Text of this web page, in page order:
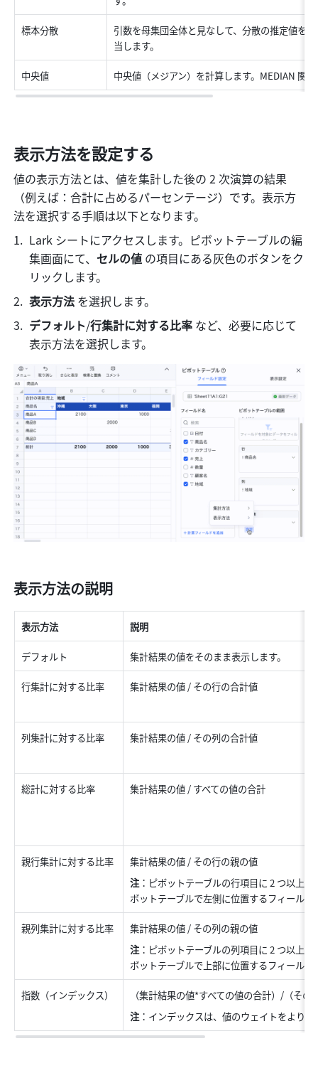
標本分散
引数を母集団全体と見なして、分散の推定値を
当します。
中央値 中央値（メジアン）を計算します。MEDIAN 関
表示方法を設定する
値の表示方法とは、値を集計した後の 2 次演算の結果
（例えば：合計に占めるパーセンテージ）です。表示方
法を選択する手順は以下となります。
Lark シートにアクセスします。ピボットテーブルの編
集画面にて、 セルの値 の項目にある灰色のボタンをク
リックします。
表示方法 を選択します。
デフォルト/行集計に対する比率 など、必要に応じて
表示方法を選択します。
表示方法の説明
表示方法 説明
デフォルト 集計結果の値をそのまま表示します。
行集計に対する比率 集計結果の値 / その行の合計値
列集計に対する比率 集計結果の値 / その列の合計値
総計に対する比率 集計結果の値 / すべての値の合計
親行集計に対する比率
集計結果の値 / その行の親の値
注：ピボットテーブルの行項目に 2 つ以上
ボットテーブルで左側に位置するフィール
親列集計に対する比率
集計結果の値 / その列の親の値
注：ピボットテーブルの列項目に 2 つ以上
ボットテーブルで上部に位置するフィール
指数（インデックス）
（集計結果の値*すべての値の合計）/（そ
注：インデックスは、値のウェイトをより